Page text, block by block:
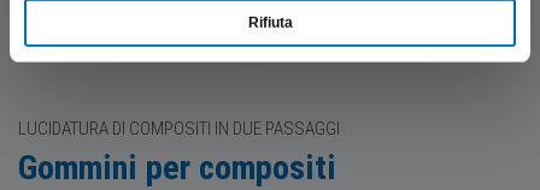
Rifiuta
LUCIDATURA DI COMPOSITI IN DUE PASSAGGI
Gommini per compositi